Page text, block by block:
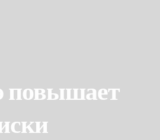
повышает